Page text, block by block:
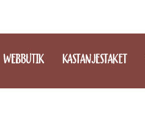
WEBBUTIK KASTANJESTAKET